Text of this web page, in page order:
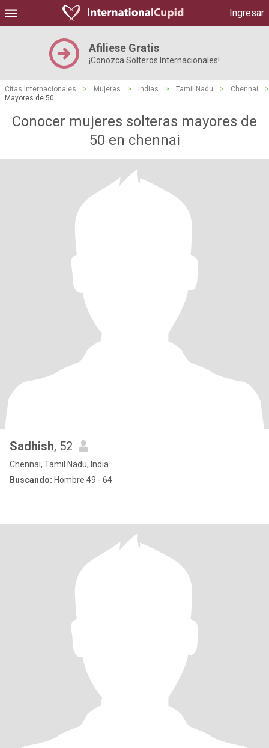
Ingresar
Afiliese Gratis
¡Conozca Solteros Internacionales!
Citas Internacionales > Mujeres > Indias > Tamil Nadu > Chennai
>
Mayores de 50
Conocer mujeres solteras mayores de
50 en chennai
Sadhish, 52
Chennai, Tamil Nadu, India
Buscando: Hombre 49 - 64